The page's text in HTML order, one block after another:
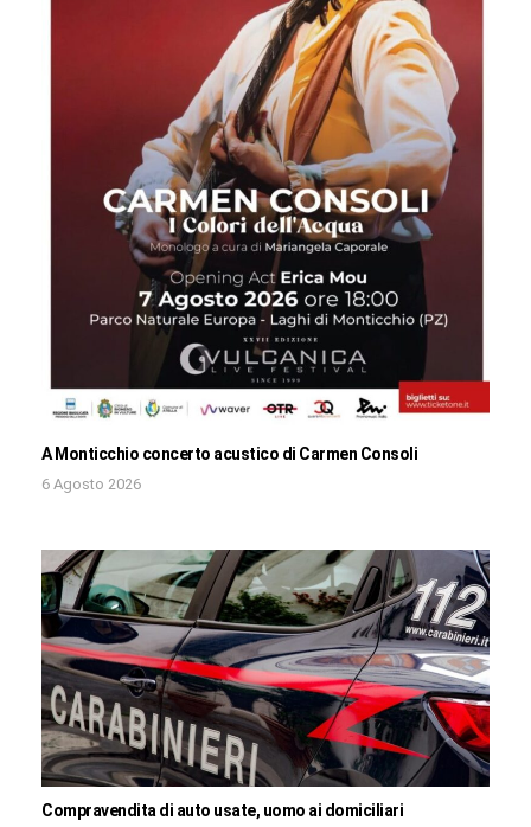
A Monticchio concerto acustico di Carmen Consoli
6 Agosto 2026
Compravendita di auto usate, uomo ai domiciliari